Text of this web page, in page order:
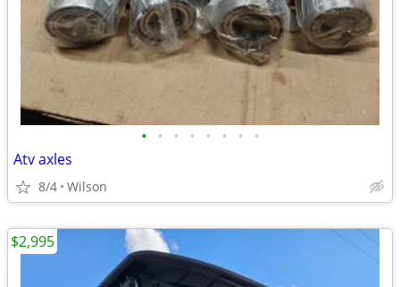
• • • • • • • •
Atv axles
8/4 Wilson
$2,995